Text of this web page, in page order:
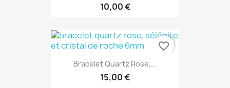
10,00 €
Bracelet Quartz Rose,...
15,00 €
favorite_border